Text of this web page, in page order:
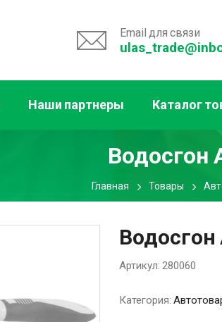
Email для связи
Наши партнеры Каталог
Водосгон
Главная Товары
Водосгон
Артикул: 280060
Категория: